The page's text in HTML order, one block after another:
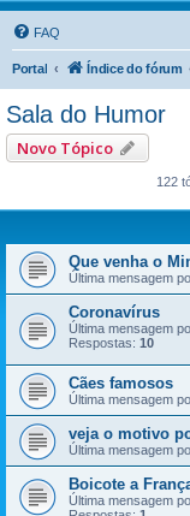
FAQ
Portal Índice do fórum
Sala do Humor
Novo Tópico
122
Que venha o
Última mensagem
Coronavírus
Última mensagem
Respostas: 10
Cães famosos
Última mensagem
veja o motivo
Última mensagem
Boicote a
Última mensagem